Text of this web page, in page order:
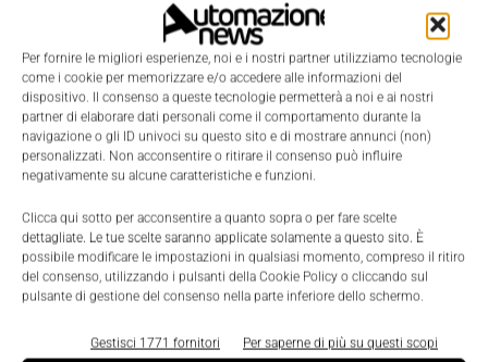
Per fornire le migliori esperienze, noi e i nostri partner utilizziamo tecnologie
come i cookie per memorizzare e/o accedere alle informazioni del
dispositivo. Il consenso a queste tecnologie permetterà a noi e ai nostri
partner di elaborare dati personali come il comportamento durante la
navigazione o gli ID univoci su questo sito e di mostrare annunci (non)
personalizzati. Non acconsentire o ritirare il consenso può influire
negativamente su alcune caratteristiche e funzioni.
Clicca qui sotto per acconsentire a quanto sopra o per fare scelte
dettagliate. Le tue scelte saranno applicate solamente a questo sito. È
possibile modificare le impostazioni in qualsiasi momento, compreso il ritiro
del consenso, utilizzando i pulsanti della Cookie Policy o cliccando sul
pulsante di gestione del consenso nella parte inferiore dello schermo.
Gestisci 1771 fornitori Per saperne di più su questi scopi
LEGGI LA RIVISTA ⇢